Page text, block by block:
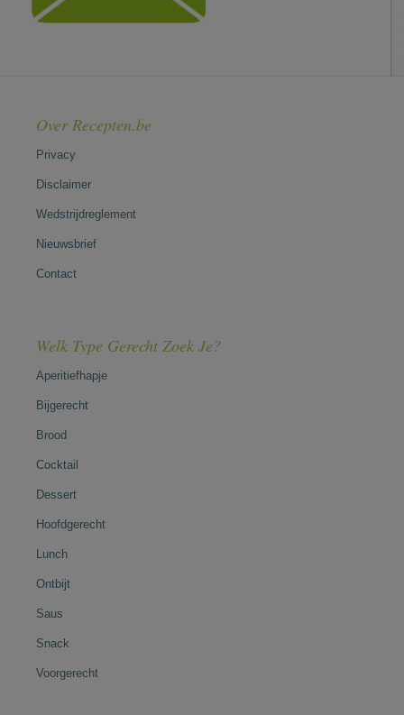
Over Recepten.be
Privacy
Disclaimer
Wedstrijdreglement
Nieuwsbrief
Contact
Welk Type Gerecht Zoek Je?
Aperitiefhapje
Bijgerecht
Brood
Cocktail
Dessert
Hoofdgerecht
Lunch
Ontbijt
Saus
Snack
Voorgerecht